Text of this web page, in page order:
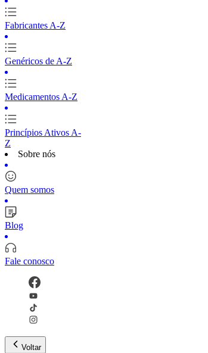
Fabricantes A-Z
Genéricos de A-Z
Medicamentos A-Z
Princípios Ativos A-
Z
Sobre nós
Quem somos
Blog
Fale conosco
Voltar